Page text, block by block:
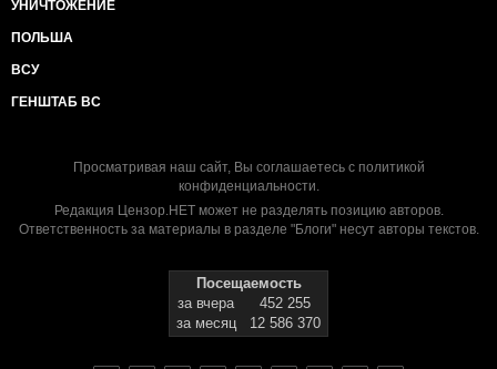
УНИЧТОЖЕНИЕ
ПОЛЬША
ВСУ
ГЕНШТАБ ВС
Просматривая наш сайт, Вы соглашаетесь с политикой
конфиденциальности.
Редакция Цензор.НЕТ может не разделять позицию авторов.
Ответственность за материалы в разделе "Блоги" несут авторы текстов.
Посещаемость
за вчера
452 255
за месяц
12 586 370